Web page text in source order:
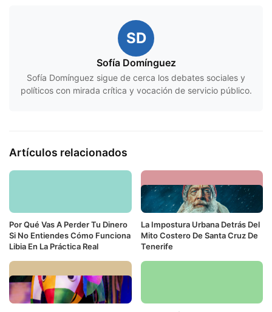
SD
Sofía Domínguez
Sofía Domínguez sigue de cerca los debates sociales y
políticos con mirada crítica y vocación de servicio público.
Artículos relacionados
Por Qué Vas A Perder Tu Dinero
Si No Entiendes Cómo Funciona
Libia En La Práctica Real
La Impostura Urbana Detrás Del
Mito Costero De Santa Cruz De
Tenerife